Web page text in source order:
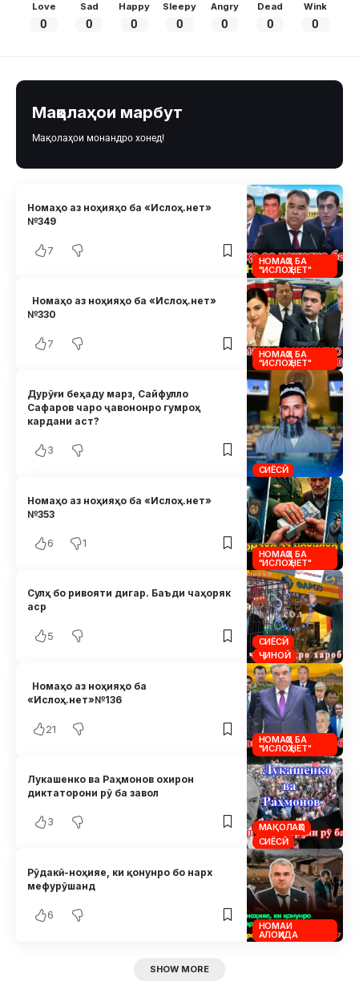
Love
0
Sad
0
Happy
0
Sleepy
0
Angry
0
Dead
0
Wink
0
Мақолаҳои марбут
Мақолаҳои монандро хонед!
НОМАҲО БА
"ИСЛОҲ.НЕТ"
Номаҳо аз ноҳияҳо ба «Ислоҳ.нет»
№349
7
НОМАҲО БА
"ИСЛОҲ.НЕТ"
Номаҳо аз ноҳияҳо ба «Ислоҳ.нет»
№330
7
СИЁСӢ
Дурӯғи беҳаду марз, Сайфулло
Сафаров чаро ҷавононро гумроҳ
кардани аст?
3
НОМАҲО БА
"ИСЛОҲ.НЕТ"
Номаҳо аз ноҳияҳо ба «Ислоҳ.нет»
№353
6 1
СИЁСӢ
ҶИНОӢ
Сулҳ бо ривояти дигар. Баъди чаҳоряк
аср
5
НОМАҲО БА
"ИСЛОҲ.НЕТ"
Номаҳо аз ноҳияҳо ба
«Ислоҳ.нет»№136
21
МАҚОЛАҲО
СИЁСӢ
Лукашенко ва Раҳмонов охирон
диктаторони рӯ ба завол
3
НОМАИ
АЛОҲИДА
Рӯдакӣ-ноҳияе, ки қонунро бо нарх
мефурӯшанд
6
SHOW MORE